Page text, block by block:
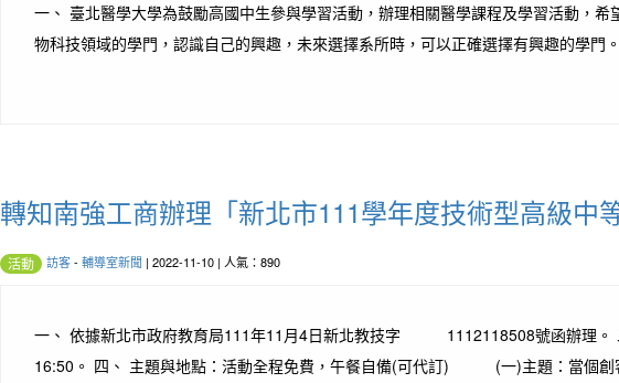
一、 臺北醫學大學為鼓勵高國中生參與學習活動，辦理相關醫學課程及學習活動，
物科技領域的學門，認識自己的興趣，未來選擇系所時，可以正確選擇有興趣的學
轉知南強工商辦理「新北市111學年度技術型高級中
活動 訪客- 輔導室新聞 | 2022-11-10 | 人氣：890
一、 依據新北市政府教育局111年11月4日新北教技字 1112118508號函辦理。
16:50。 四、 主題與地點：活動全程免費，午餐自備(可代訂) (一)主題：當個